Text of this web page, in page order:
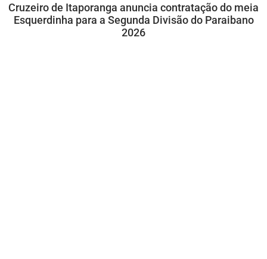
Cruzeiro de Itaporanga anuncia contratação do meia
Esquerdinha para a Segunda Divisão do Paraibano
2026